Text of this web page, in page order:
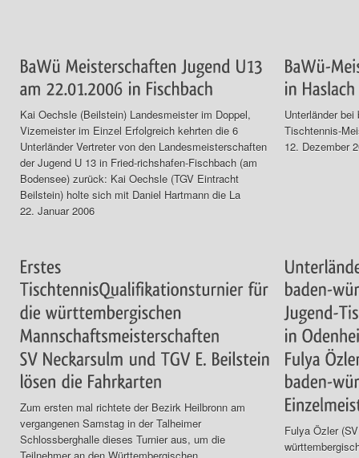
Kai Oechsle (Beilstein) Landesmeister im Doppel,
Vizemeister im Einzel Erfolgreich kehrten die 6
Unterländer Vertreter von den Landesmeisterschaften
der Jugend U 13 in Fried-richshafen-Fischbach (am
Bodensee) zurück: Kai Oechsle (TGV Eintracht
Beilstein) holte sich mit Daniel Hartmann die La
22. Januar 2006
Unterländer
Tischtennis-
12. Dezember
Zum ersten mal richtete der Bezirk Heilbronn am
vergangenen Samstag in der Talheimer
Schlossberghalle dieses Turnier aus, um die
Fulya Özler